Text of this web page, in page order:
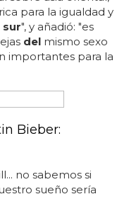
delmismo
del sur, está
penal militardel
que sus
la violación"... en
informe titulado
que, aunque las
encorea del